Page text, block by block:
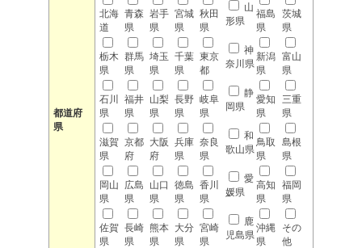
都道府
県
北海
道
青森
県
岩手
県
宮城
県
秋田
県
山
形県
福島
県
茨城
県
栃木
県
群馬
県
埼玉
県
千葉
県
東京
都
神
奈川県
新潟
県
富山
県
石川
県
福井
県
山梨
県
長野
県
岐阜
県
静
岡県
愛知
県
三重
県
滋賀
県
京都
府
大阪
府
兵庫
県
奈良
県
和
歌山県
鳥取
県
島根
県
岡山
県
広島
県
山口
県
徳島
県
香川
県
愛
媛県
高知
県
福岡
県
佐賀
県
長崎
県
熊本
県
大分
県
宮崎
県
鹿
児島県
沖縄
県
その
他